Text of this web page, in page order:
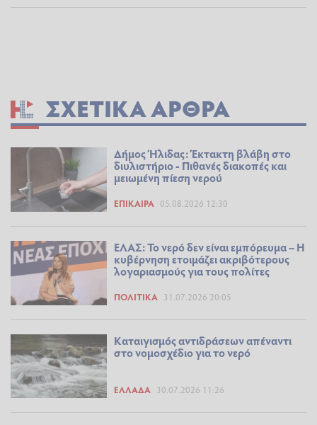
ΣΧΕΤΙΚΆ ΆΡΘΡΑ
Δήμος Ήλιδας: Έκτακτη βλάβη στο
διυλιστήριο - Πιθανές διακοπές και
μειωμένη πίεση νερού
ΕΠΊΚΑΙΡΑ 05.08.2026 12:30
ΕΛΑΣ: Το νερό δεν είναι εμπόρευμα – Η
κυβέρνηση ετοιμάζει ακριβότερους
λογαριασμούς για τους πολίτες
ΠΟΛΙΤΙΚΆ 31.07.2026 20:05
Καταιγισμός αντιδράσεων απέναντι
στο νομοσχέδιο για το νερό
ΕΛΛΆΔΑ 30.07.2026 11:26